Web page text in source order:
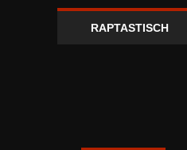
RAPTASTISCH